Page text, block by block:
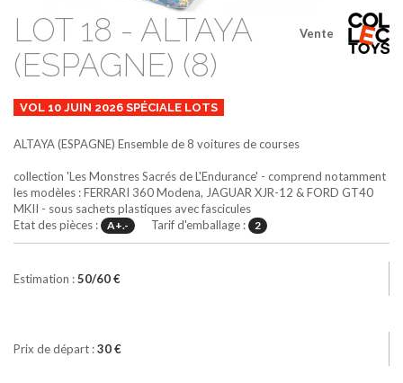
Vente
LOT 18 - ALTAYA
(ESPAGNE) (8)
VOL 10 JUIN 2026 SPÉCIALE LOTS
ALTAYA (ESPAGNE) Ensemble de 8 voitures de courses
collection 'Les Monstres Sacrés de L'Endurance' - comprend notamment
les modèles : FERRARI 360 Modena, JAGUAR XJR-12 & FORD GT40
MKII - sous sachets plastiques avec fascicules
Etat des pièces :
A+.- Tarif d'emballage : 2
Estimation :50/60 €
Prix de départ :30 €